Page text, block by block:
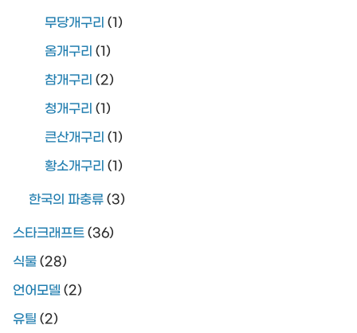
무당개구리 (1)
옴개구리 (1)
참개구리 (2)
청개구리 (1)
큰산개구리 (1)
황소개구리 (1)
한국의 파충류 (3)
스타크래프트 (36)
식물 (28)
언어모델 (2)
유틸 (2)